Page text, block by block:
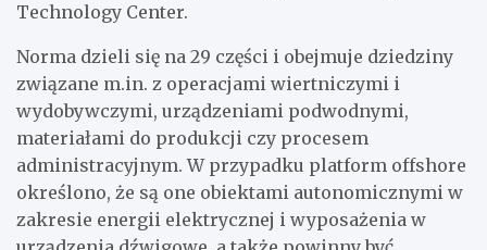
Technology Center.
Norma dzieli się na 29 części i obejmuje dziedziny
związane m.in. z operacjami wiertniczymi i
wydobywczymi, urządzeniami podwodnymi,
materiałami do produkcji czy procesem
administracyjnym. W przypadku platform offshore
określono, że są one obiektami autonomicznymi w
zakresie energii elektrycznej i wyposażenia w